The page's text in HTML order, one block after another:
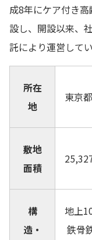
成8年にケア付き
設し、開設以来、
託により運営してい
所在
地
東京
敷地
面積
構
造・
地上
鉄骨